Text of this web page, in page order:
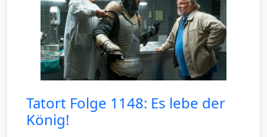
Tatort Folge 1148: Es lebe der
König!